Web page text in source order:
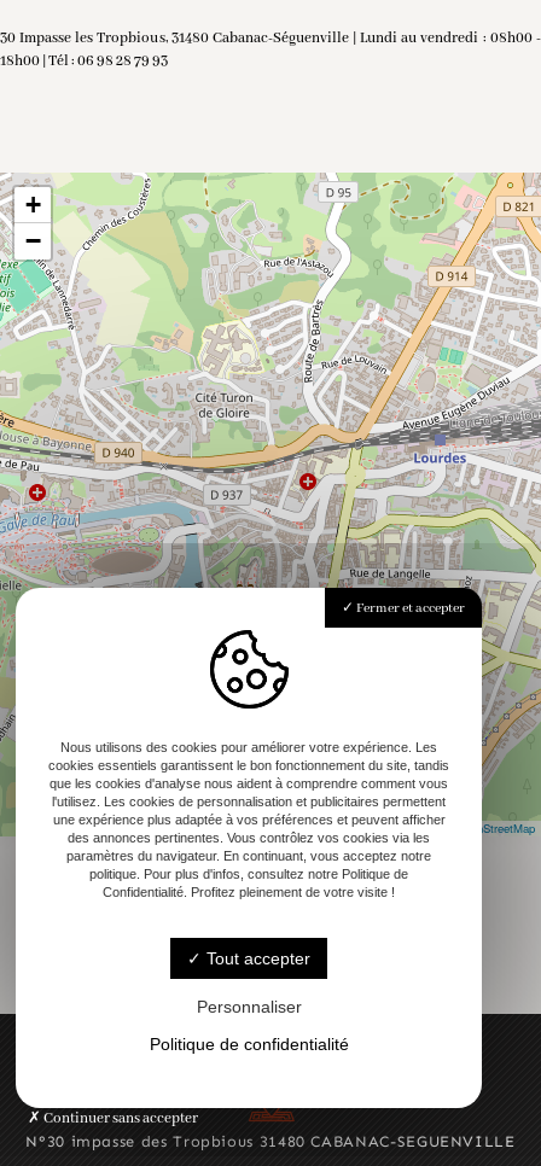
30 Impasse les Tropbious, 31480 Cabanac-Séguenville | Lundi au vendredi : 08h00 -
18h00 | Tél : 06 98 28 79 93
+
−
Leaflet |© OpenStreetMap
N°30 impasse des Tropbious 31480 CABANAC-SEGUENVILLE
Fermer et accepter
Nous utilisons des cookies pour améliorer votre expérience. Les
cookies essentiels garantissent le bon fonctionnement du site, tandis
que les cookies d'analyse nous aident à comprendre comment vous
l'utilisez. Les cookies de personnalisation et publicitaires permettent
une expérience plus adaptée à vos préférences et peuvent afficher
des annonces pertinentes. Vous contrôlez vos cookies via les
paramètres du navigateur. En continuant, vous acceptez notre
politique. Pour plus d'infos, consultez notre Politique de
Confidentialité. Profitez pleinement de votre visite !
Tout accepter
Personnaliser
Politique de confidentialité
Continuer sans accepter